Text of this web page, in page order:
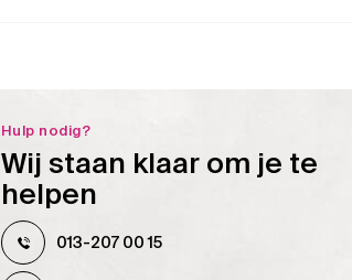
Hulp nodig?
Wij staan klaar om je te
helpen
013-207 00 15